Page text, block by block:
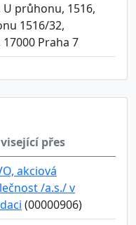
U průhonu, 1516,
1516/32,
Praha 7
přes
akciová
/a.s./ v
(00000906)